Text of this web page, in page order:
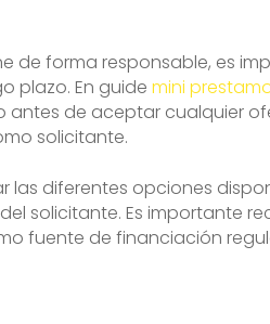
de forma responsable, es
plazo. En guide mini
de aceptar cualquier
solicitante.
las diferentes opciones
solicitante. Es importante
fuente de financiación